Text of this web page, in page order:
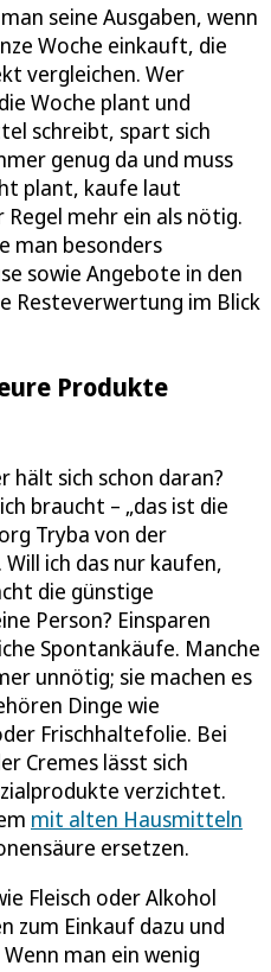
seine Ausgaben, wenn
Woche einkauft, die
vergleichen. Wer
Woche plant und
schreibt, spart sich
genug da und muss
plant, kaufe laut
mehr ein als nötig.
man besonders
sowie Angebote in den
Resteverwertung im Blick
Produkte
hält sich schon daran?
braucht – „das ist die
Tryba von der
ich das nur kaufen,
die günstige
Person? Einsparen
Spontankäufe. Manche
unnötig; sie machen es
Dinge wie
Frischhaltefolie. Bei
Cremes lässt sich
verzichtet.
mit alten Hausmitteln
ersetzen.
Fleisch oder Alkohol
zum Einkauf dazu und
man ein wenig